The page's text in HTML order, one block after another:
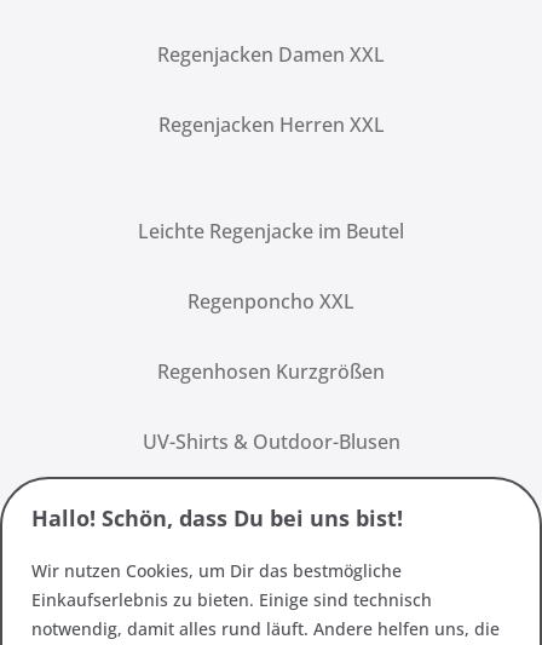
Regenjacken Damen XXL
Regenjacken Herren XXL
Leichte Regenjacke im Beutel
Regenponcho XXL
Regenhosen Kurzgrößen
UV-Shirts & Outdoor-Blusen
Hallo! Schön, dass Du bei uns bist!
Wir nutzen Cookies, um Dir das bestmögliche
Einkaufserlebnis zu bieten. Einige sind technisch
notwendig, damit alles rund läuft. Andere helfen uns, die